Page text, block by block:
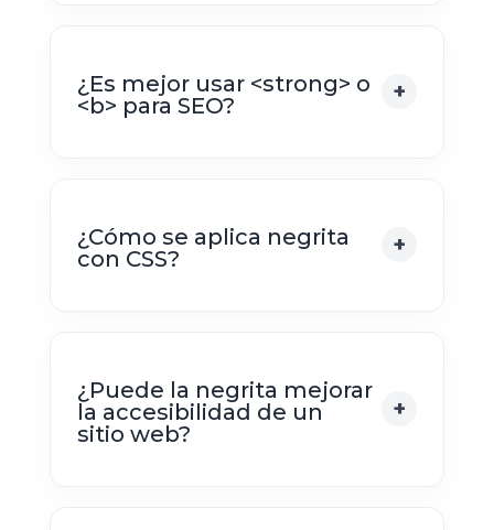
¿Es mejor usar <strong> o
<b> para SEO?
¿Cómo se aplica negrita
con CSS?
¿Puede la negrita mejorar
la accesibilidad de un
sitio web?